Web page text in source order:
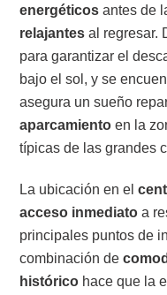
energéticos antes de
relajantes al regresar.
para garantizar el
bajo el sol, y se
asegura un sueño
aparcamiento en la
típicas de las grandes
La ubicación en el
acceso inmediato a
principales puntos de
combinación de
histórico hace que la